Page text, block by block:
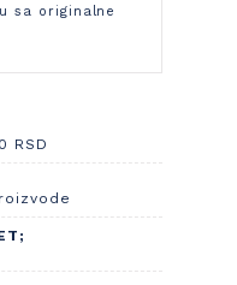
sa originalne
RSD